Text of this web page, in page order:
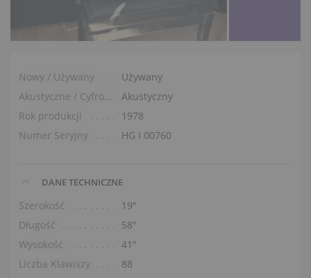
Nowy / Używany
Używany
Akustyczne / Cyfrowe
Akustyczny
Rok produkcji
1978
Numer Seryjny
HG I 00760
DANE TECHNICZNE
Szerokość
19″
Długość
58″
Wysokość
41″
Liczba Klawiszy
88